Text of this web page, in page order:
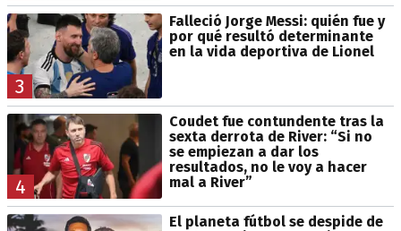
3
Falleció Jorge Messi: quién fue y
por qué resultó determinante
en la vida deportiva de Lionel
4
Coudet fue contundente tras la
sexta derrota de River: “Si no
se empiezan a dar los
resultados, no le voy a hacer
mal a River”
El planeta fútbol se despide de